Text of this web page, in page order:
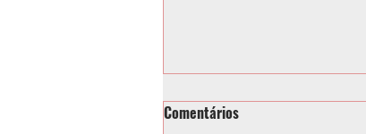
Comentários